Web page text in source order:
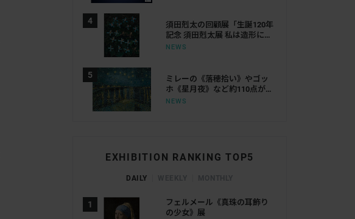
須田剋太の回顧展「生誕120年
記念 須田剋太展 私は造形にな
りたい！」。大阪の江之子島
NEWS
ミレーの《落穂拾い》やゴッ
ホ《星月夜》など約110点が集
結。東京都美術館で「オルセ
NEWS
EXHIBITION RANKING TOP5
DAILY
フェルメール《真珠の耳飾り
の少女》展